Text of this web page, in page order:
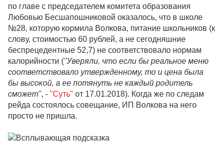
по главе с председателем комитета образования
Любовью Бесшапошниковой оказалось, что в школе
№28, которую кормила Волкова, питание школьников (к
слову, стоимостью 60 рублей, а не сегодняшние
беспрецедентные 52,7) не соответствовало нормам
калорийности ("Уверяли, что если бы реальное меню
соответствовало утвержденному, то и цена была
бы высокой, а ее потянуть не каждый родитель
сможет", - "Суть" от 17.01.2018). Когда же по следам
рейда состоялось совещание, ИП Волкова на него
просто не пришла.